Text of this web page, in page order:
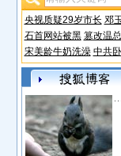
央视质疑29岁市长 邓
石首网站被黑 篡改温
宋美龄牛奶洗澡 中共